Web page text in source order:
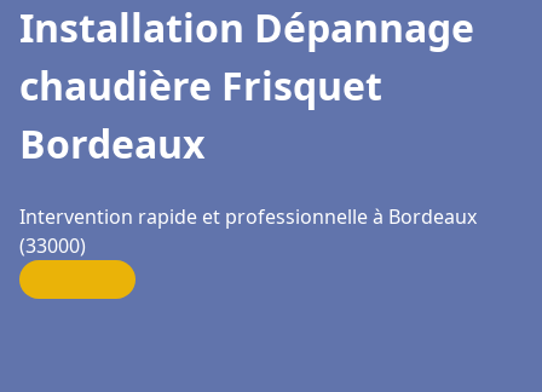
Installation Dépannage
chaudière Frisquet
Bordeaux
Intervention rapide et professionnelle à Bordeaux
(33000)